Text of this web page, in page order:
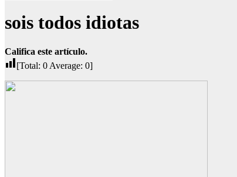
sois todos idiotas
Califica este artículo.
[Total: 0 Average: 0]